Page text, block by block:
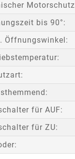
Motorschutz
bis 90°:
Öffnungswinkel:
für AUF:
für ZU: